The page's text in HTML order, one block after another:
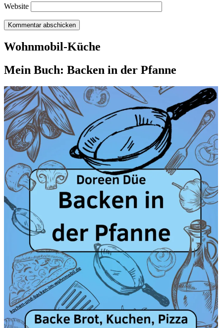
Website
Wohnmobil-Küche
Mein Buch: Backen in der Pfanne